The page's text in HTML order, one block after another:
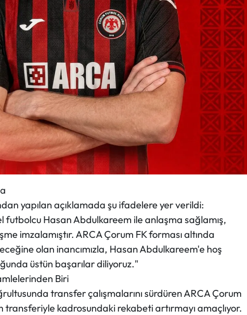
yapılan açıklamada şu ifadelere yer verildi:
futbolcu Hasan Abdulkareem ile anlaşma sağlamış,
imzalamıştır. ARCA Çorum FK forması altında
olan inancımızla, Hasan Abdulkareem'e hoş
üstün başarılar diliyoruz."
Biri
transfer çalışmalarını sürdüren ARCA Çorum
transferiyle kadrosundaki rekabeti artırmayı amaçlıyor.